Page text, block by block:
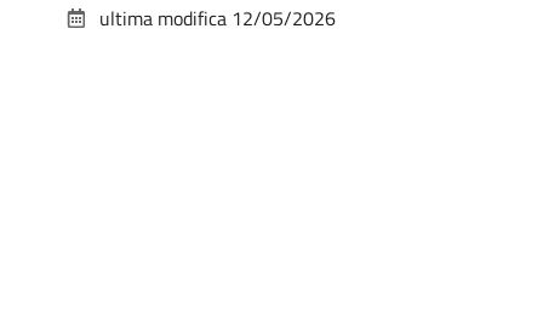
ultima modifica 12/05/2026